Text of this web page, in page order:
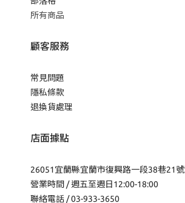
所有商品
顧客服務
常見問題
隱私條款
退換貨處理
店面據點
26051宜蘭縣宜蘭市復興路一段38巷21號
營業時間 / 週五至週日12:00-18:00
聯絡電話 / 03-933-3650